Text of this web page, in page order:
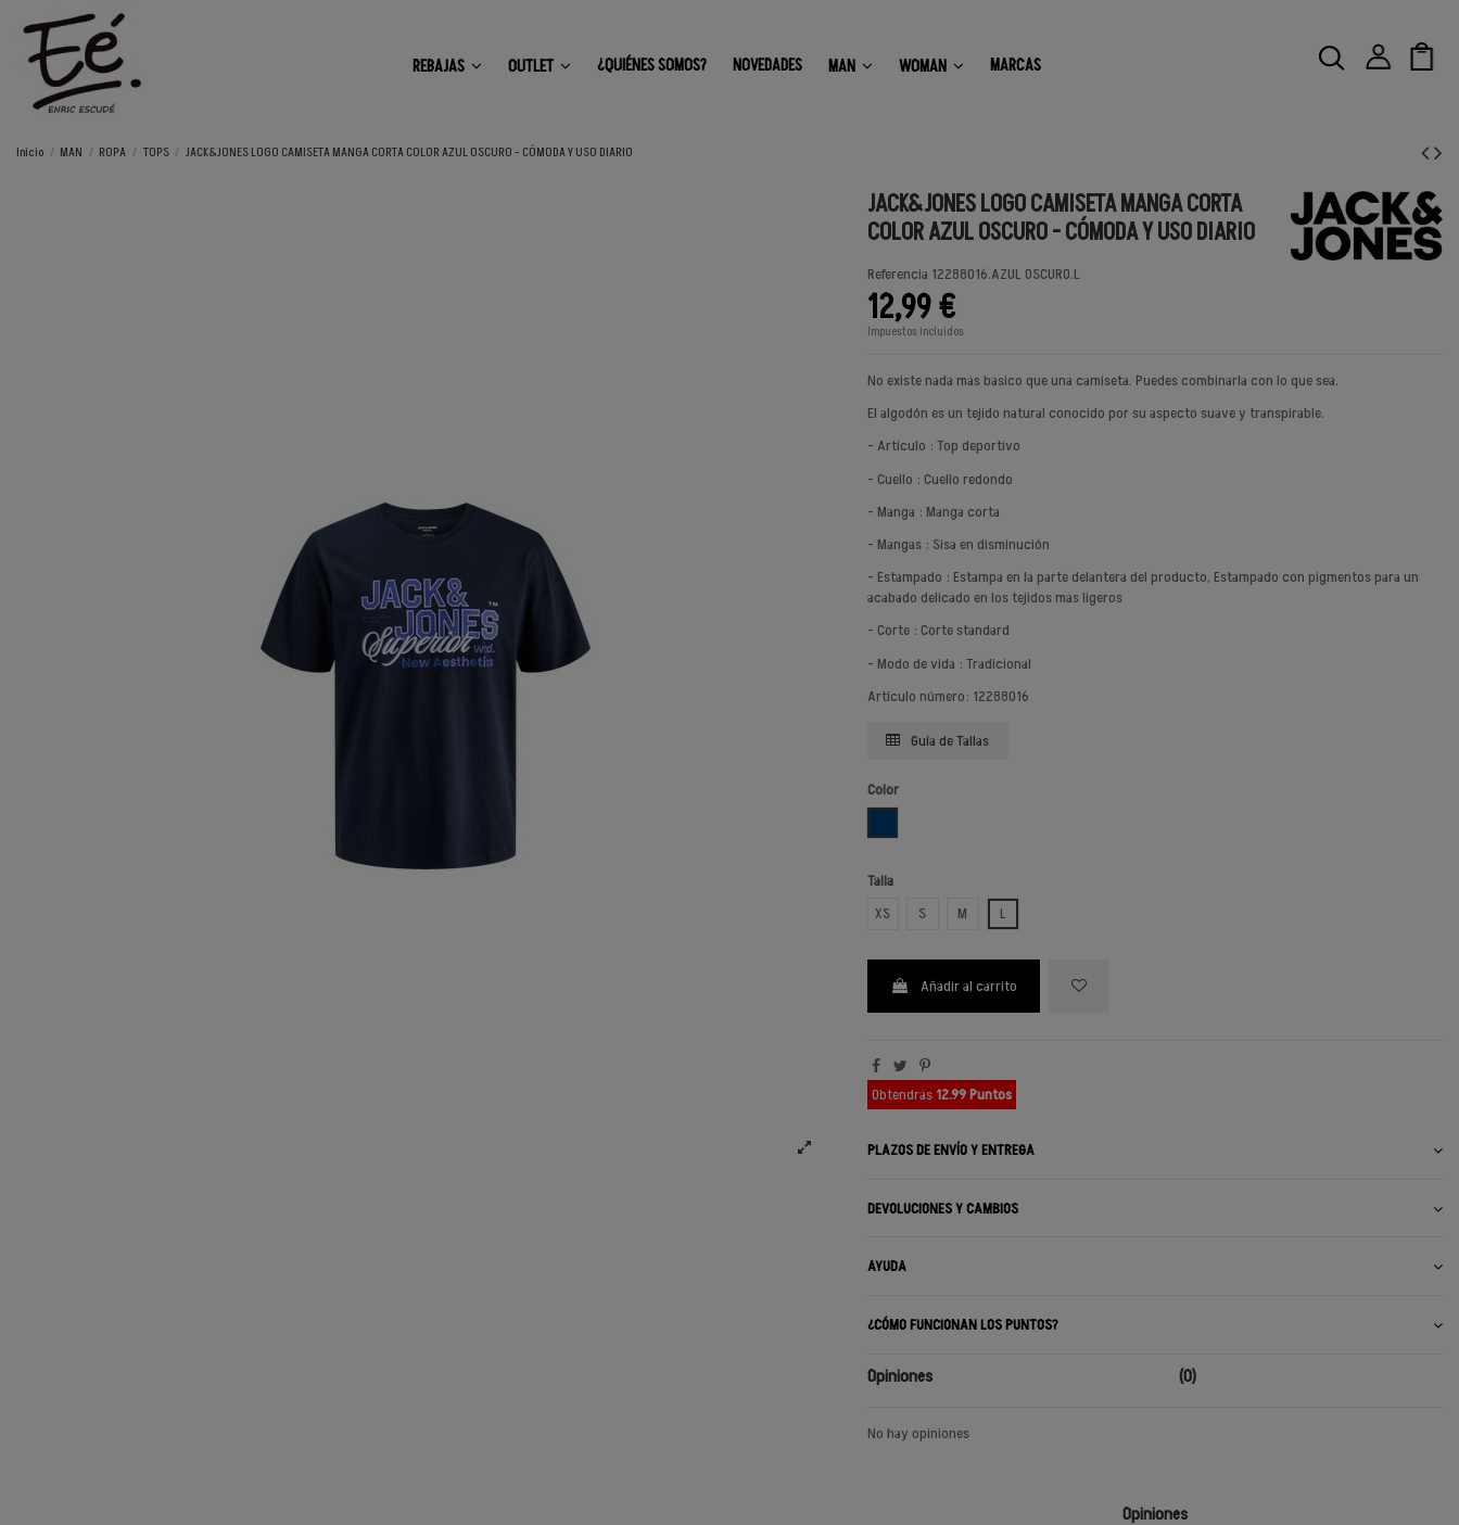
REBAJAS OUTLET ¿QUIÉNES SOMOS? NOVEDADES MAN WOMAN MARCAS
Inicio MAN ROPA TOPS JACK&JONES LOGO CAMISETA MANGA CORTA COLOR AZUL OSCURO - CÓMODA Y USO DIARIO
JACK&JONES LOGO CAMISETA MANGA CORTA
COLOR AZUL OSCURO - CÓMODA Y USO DIARIO
Referencia 12288016.AZUL OSCURO.L
12,99 €
Impuestos incluidos
No existe nada más básico que una camiseta. Puedes combinarla con lo que sea.
El algodón es un tejido natural conocido por su aspecto suave y transpirable.
- Artículo : Top deportivo
- Cuello : Cuello redondo
- Manga : Manga corta
- Mangas : Sisa en disminución
- Estampado : Estampa en la parte delantera del producto, Estampado con pigmentos para un
acabado delicado en los tejidos más ligeros
- Corte : Corte standard
- Modo de vida : Tradicional
Artículo número: 12288016
Guía de Tallas
Color
Talla
XS
S M L
Añadir al carrito
Obtendrás 12.99 Puntos
PLAZOS DE ENVÍO Y ENTREGA
DEVOLUCIONES Y CAMBIOS
AYUDA
¿CÓMO FUNCIONAN LOS PUNTOS?
Opiniones (0)
No hay opiniones
Opiniones